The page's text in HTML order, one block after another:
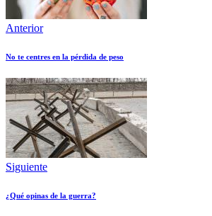
Anterior
No te centres en la pérdida de peso
Siguiente
¿Qué opinas de la guerra?